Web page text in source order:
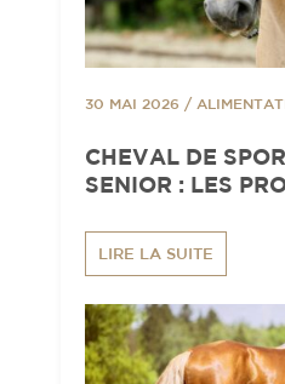
30 MAI 2026 /
CHEVAL DE
SENIOR : LES
LIRE LA SUITE